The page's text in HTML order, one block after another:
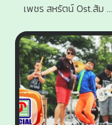
เพชร สหรัตน์ Ost.ส้ม ภัค เสี้ยน